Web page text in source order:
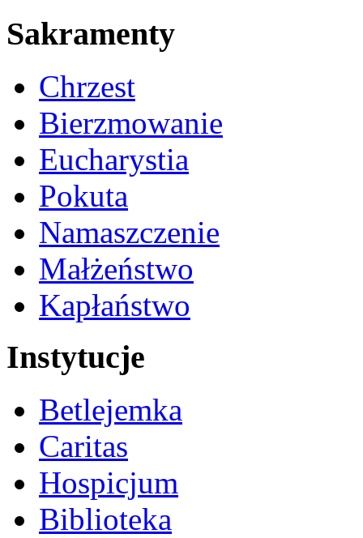
Sakramenty
Chrzest
Bierzmowanie
Eucharystia
Pokuta
Namaszczenie
Małżeństwo
Kapłaństwo
Instytucje
Betlejemka
Caritas
Hospicjum
Biblioteka